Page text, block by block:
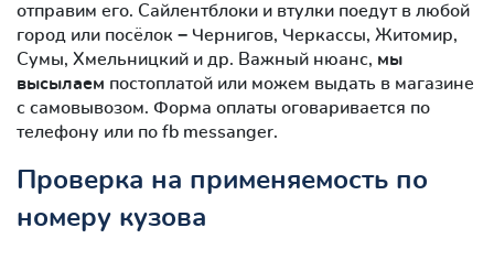
отправим его. Сайлентблоки и втулки поедут в любой
город или посёлок − Чернигов, Черкассы, Житомир,
Сумы, Хмельницкий и др. Важный нюанс, мы
высылаем постоплатой или можем выдать в магазине
с самовывозом. Форма оплаты оговаривается по
телефону или по fb messanger.
Проверка на применяемость по
номеру кузова